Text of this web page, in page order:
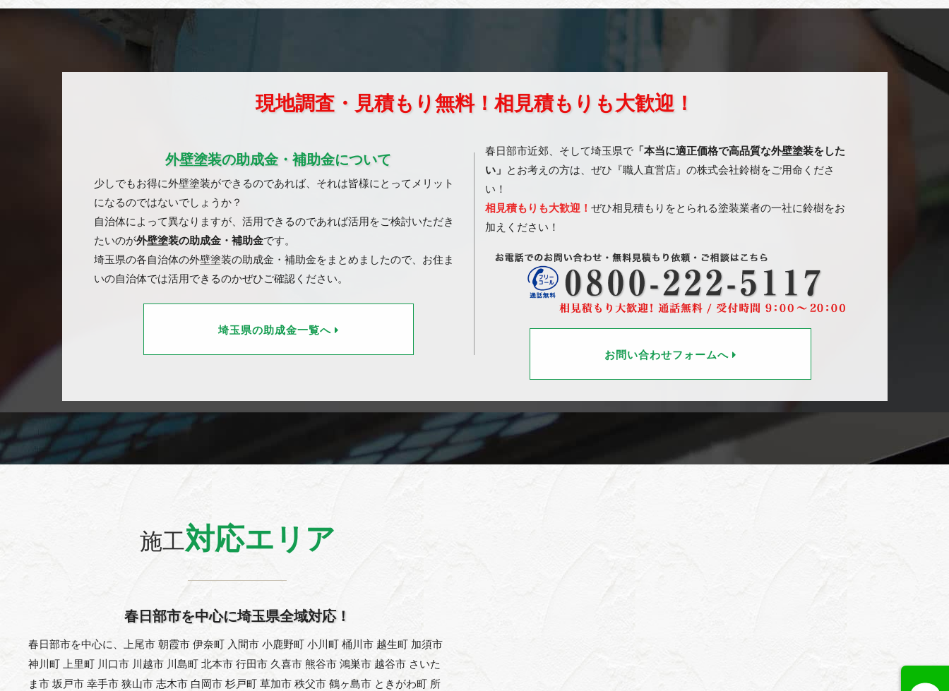
現地調査・見積もり無料！相見積もりも大歓迎！
外壁塗装の助成金・補助金について
少しでもお得に外壁塗装ができるのであれば、それは皆様にとってメリット
になるのではないでしょうか？
自治体によって異なりますが、活用できるのであれば活用をご検討いただき
たいのが外壁塗装の助成金・補助金です。
埼玉県の各自治体の外壁塗装の助成金・補助金をまとめましたので、お住ま
いの自治体では活用できるのかぜひご確認ください。
埼玉県の助成金一覧へ
春日部市近郊、そして埼玉県で 「本当に適正価格で高品質な外壁塗装をした
い」
とお考えの方は、ぜひ『職人直営店』の株式会社鈴樹をご用命くださ
い！
相見積もりも大歓迎！ ぜひ相見積もりをとられる塗装業者の一社に鈴樹をお
加えください！
お問い合わせフォームへ
施工対応エリア
春日部市を中心に埼玉県全域対応！
春日部市を中心に、上尾市 朝霞市 伊奈町 入間市 小鹿野町 小川町 桶川市 越生町 加須市
神川町 上里町 川口市 川越市 川島町 北本市 行田市 久喜市 熊谷市 鴻巣市 越谷市 さいた
ま市 坂戸市 幸手市 狭山市 志木市 白岡市 杉戸町 草加市 秩父市 鶴ヶ島市 ときがわ町 所